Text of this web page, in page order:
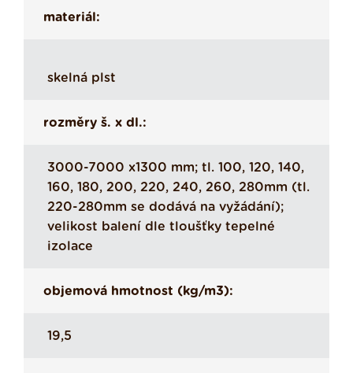
materiál:
skelná plst
rozměry š. x dl.:
3000-7000 x1300 mm; tl. 100, 120, 140,
160, 180, 200, 220, 240, 260, 280mm (tl.
220-280mm se dodává na vyžádání);
velikost balení dle tloušťky tepelné
izolace
objemová hmotnost (kg/m3):
19,5